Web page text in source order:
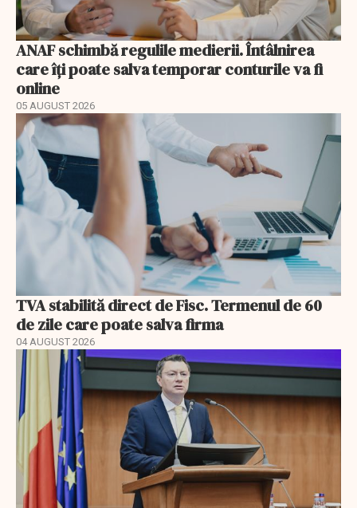
ANAF schimbă regulile medierii. Întâlnirea
care îți poate salva temporar conturile va fi
online
05 AUGUST 2026
TVA stabilită direct de Fisc. Termenul de 60
de zile care poate salva firma
04 AUGUST 2026